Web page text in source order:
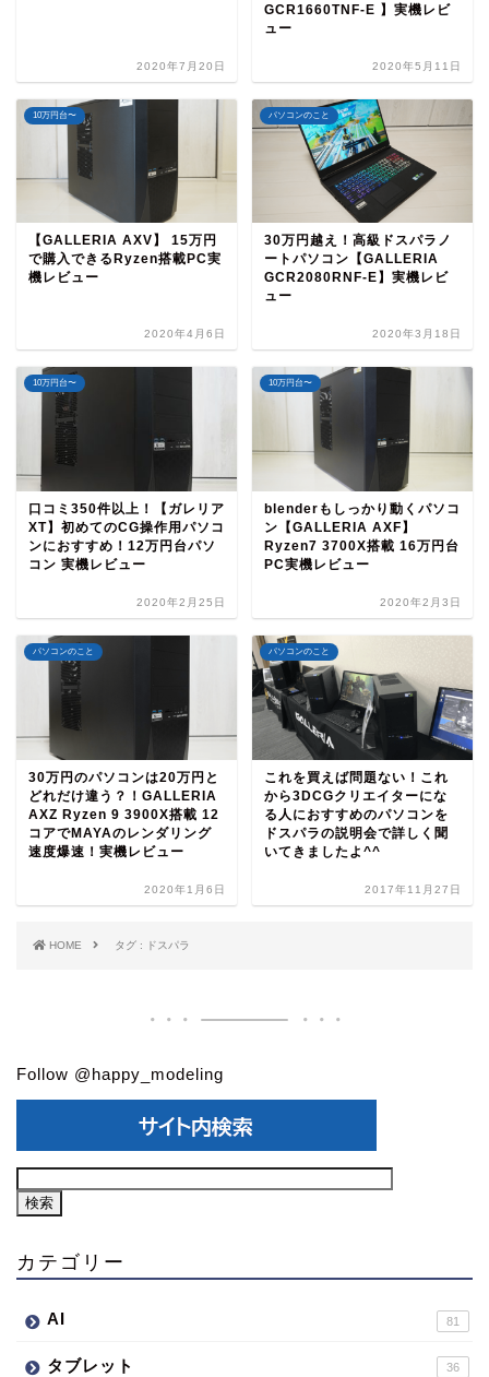
2020年7月20日
GCR1660TNF-E 】実機レビ
ュー
2020年5月11日
10万円台〜
【GALLERIA AXV】 15万円
で購入できるRyzen搭載PC実
機レビュー
2020年4月6日
パソコンのこと
30万円越え！高級ドスパラノ
ートパソコン【GALLERIA
GCR2080RNF-E】実機レビ
ュー
2020年3月18日
10万円台〜
口コミ350件以上！【ガレリア
XT】初めてのCG操作用パソコ
ンにおすすめ！12万円台パソ
コン 実機レビュー
2020年2月25日
10万円台〜
blenderもしっかり動くパソコ
ン【GALLERIA AXF】
Ryzen7 3700X搭載 16万円台
PC実機レビュー
2020年2月3日
パソコンのこと
30万円のパソコンは20万円と
どれだけ違う？！GALLERIA
AXZ Ryzen 9 3900X搭載 12
コアでMAYAのレンダリング
速度爆速！実機レビュー
2020年1月6日
パソコンのこと
これを買えば問題ない！これ
から3DCGクリエイターにな
る人におすすめのパソコンを
ドスパラの説明会で詳しく聞
いてきましたよ^^
2017年11月27日
HOME タグ : ドスパラ
Follow @happy_modeling
カテゴリー
AI 81
タブレット 36